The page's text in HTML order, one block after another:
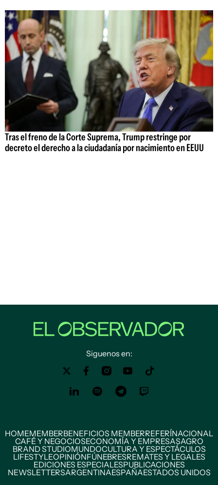
Tras el freno de la Corte Suprema, Trump restringe por
decreto el derecho a la ciudadanía por nacimiento en EEUU
Siguenos en:
HOMEMEMBERBENEFICIOS MEMBERREFERÍNACIONAL
CAFÉ Y NEGOCIOSECONOMÍA Y EMPRESASAGRO
BRAND STUDIOMUNDOCULTURA Y ESPECTÁCULOS
LIFESTYLEOPINIÓNFÚNEBRESREMATES Y LEGALES
EDICIONES ESPECIALESPUBLICACIONES
NEWSLETTERSARGENTINAESPAÑAESTADOS UNIDOS